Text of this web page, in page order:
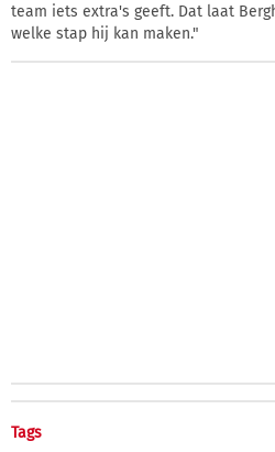
team iets extra's geeft. Dat laat
welke stap hij kan maken."
Tags